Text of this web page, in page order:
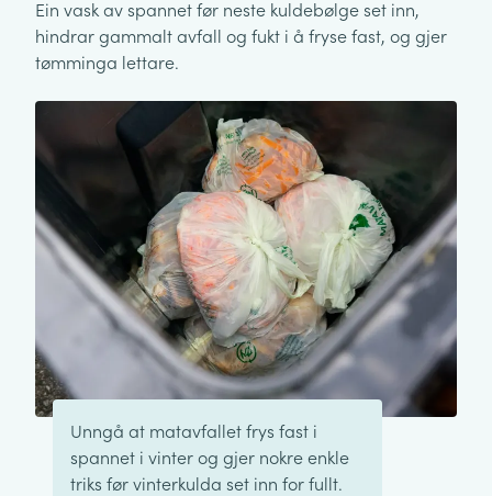
Ein vask av spannet før neste kuldebølge set inn,
hindrar gammalt avfall og fukt i å fryse fast, og gjer
tømminga lettare.
Unngå at matavfallet frys fast i
spannet i vinter og gjer nokre enkle
triks før vinterkulda set inn for fullt.